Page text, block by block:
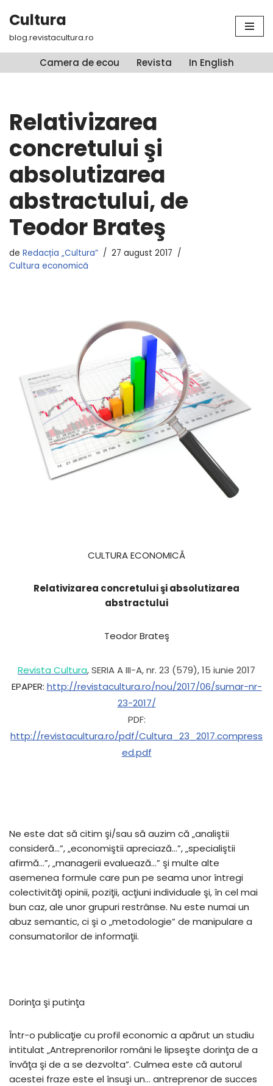
Sari
conținut
Cultura
blog.revistacultura.ro
Camera de ecou Revista In English
Relativizarea
concretului şi
absolutizarea
abstractului, de
Teodor Brateş
de Redacția „Cultura”
27 august 2017
Cultura economică
CULTURA ECONOMICĂ
Relativizarea concretului şi absolutizarea
abstractului
Teodor Brateş
Revista Cultura, SERIA A III-A, nr. 23 (579), 15 iunie 2017
EPAPER: http://revistacultura.ro/nou/2017/06/sumar-nr-
23-2017/
PDF:
http://revistacultura.ro/pdf/Cultura_23_2017.compress
ed.pdf
Ne este dat să citim şi/sau să auzim că „analiştii
consideră…”, „economiştii apreciază…”, „specialiştii
afirmă…”, „managerii evaluează…” şi multe alte
asemenea formule care pun pe seama unor întregi
colectivităţi opinii, poziţii, acţiuni individuale şi, în cel mai
bun caz, ale unor grupuri restrânse. Nu este numai un
abuz semantic, ci şi o „metodologie” de manipulare a
consumatorilor de informaţii.
Dorinţa şi putinţa
Într-o publicaţie cu profil economic a apărut un studiu
intitulat „Antreprenorilor români le lipseşte dorinţa de a
învăţa şi de a se dezvolta”. Culmea este că autorul
acestei fraze este el însuşi un… antreprenor de succes